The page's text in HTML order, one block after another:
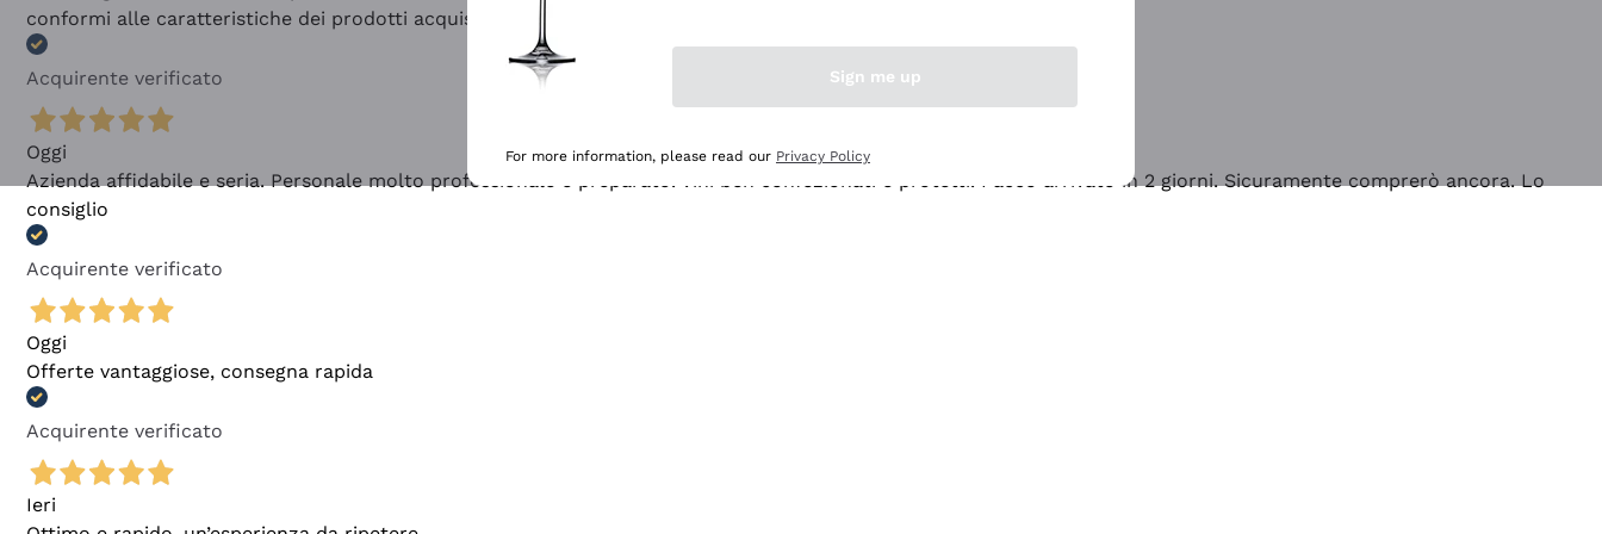
conformi alle caratteristiche dei prodotti acquistati
Acquirente verificato
Oggi
Azienda affidabile e seria. Personale molto professionale e preparato. Vini ben confezionati e protetti. Pacco arrivato in 2 giorni. Sicuramente comprerò ancora. Lo
consiglio
Acquirente verificato
Oggi
Offerte vantaggiose, consegna rapida
Acquirente verificato
Ieri
Sign me up
For more information, please read our Privacy Policy